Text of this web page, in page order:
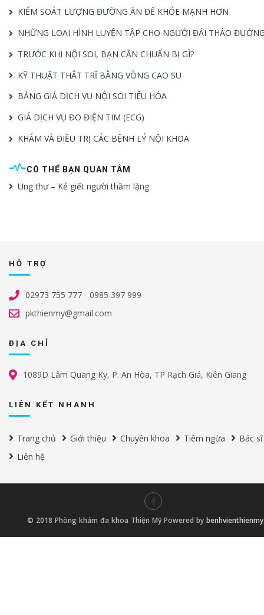
KIỂM SOÁT LƯỢNG ĐƯỜNG ĂN ĐỂ KHỎE MẠNH HƠN
NHỮNG LOẠI HÌNH LUYỆN TẬP CHO NGƯỜI ĐÁI THÁO
TRƯỚC KHI NỘI SOI, BẠN CẦN CHUẨN BỊ GÌ?
KỸ THUẬT THẮT TRĨ BẰNG VÒNG CAO SU
BẢNG GIÁ DỊCH VỤ NỘI SOI TIÊU HÓA
GIÁ DỊCH VỤ ĐO ĐIỆN TIM (ECG)
KHÁM VÀ ĐIỀU TRỊ CÁC BỆNH LÝ NỘI KHOA
CÓ THỂ BẠN QUAN TÂM
Ung thư – Kẻ giết người thầm lặng
HỖ TRỢ
02973 755 777 - 0985 397 999
pkthienmy@gmail.com
ĐỊA CHỈ
1089D Lâm Quang Ky, P. An Hòa, TP Rạch Giá, Kiên Giang
LIÊN KẾT NHANH
Trang chủ Giới thiệu Chuyên khoa Tiêm ngừa
Bác sĩ
Liên hệ
© 2018 Phòng khám đa khoa Thiện Mỹ Powered by